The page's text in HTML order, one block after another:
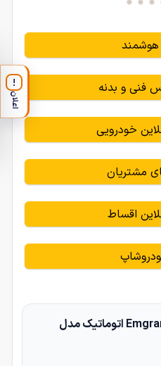
هوشمند
فنی و بدنه
خودرویی
مشتریان
اقساط
راهنمای انتخاب جیلی Emgrand 7 اتوماتیک مدل
!
اعلان